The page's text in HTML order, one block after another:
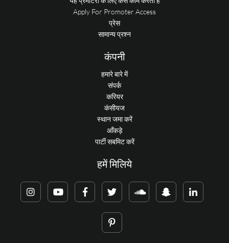
Apply For Promoter Access
प्रेस
सामान्य प्रश्न
कंपनी
हमारे बारे में
संपर्क
करियर
कंसीयज
स्थान जमा करें
आँकड़े
पार्टी सबमिट करें
हमें मिलिये